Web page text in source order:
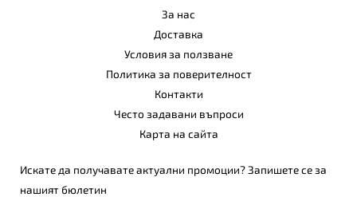
За нас
Доставка
Условия за ползване
Политика за поверителност
Контакти
Често задавани въпроси
Карта на сайта
Искате да получавате актуални промоции? Запишете се за
нашият бюлетин